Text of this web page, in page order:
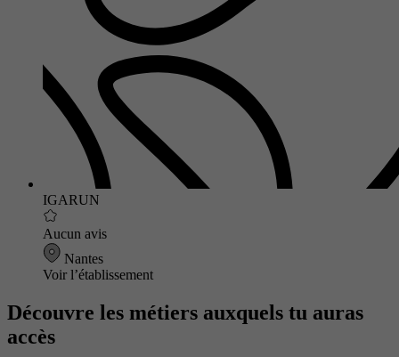
IGARUN
Aucun avis
Nantes
Voir l’établissement
Découvre les métiers auxquels tu auras
accès